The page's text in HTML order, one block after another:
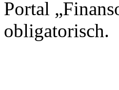
Portal
obligatorisch.